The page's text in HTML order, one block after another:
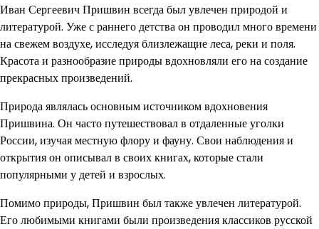
Иван Сергеевич Пришвин всегда был увлечен природой и
литературой. Уже с раннего детства он проводил много времени
на свежем воздухе, исследуя близлежащие леса, реки и поля.
Красота и разнообразие природы вдохновляли его на создание
прекрасных произведений.
Природа являлась основным источником вдохновения
Пришвина. Он часто путешествовал в отдаленные уголки
России, изучая местную флору и фауну. Свои наблюдения и
открытия он описывал в своих книгах, которые стали
популярными у детей и взрослых.
Помимо природы, Пришвин был также увлечен литературой.
Его любимыми книгами были произведения классиков русской